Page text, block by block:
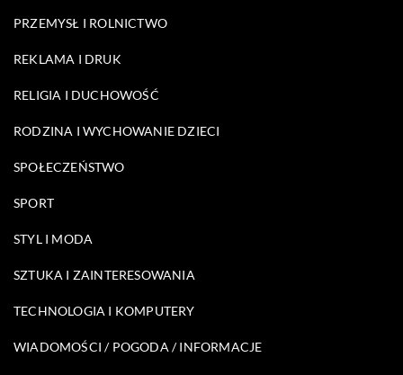
PRZEMYSŁ I ROLNICTWO
REKLAMA I DRUK
RELIGIA I DUCHOWOŚĆ
RODZINA I WYCHOWANIE DZIECI
SPOŁECZEŃSTWO
SPORT
STYL I MODA
SZTUKA I ZAINTERESOWANIA
TECHNOLOGIA I KOMPUTERY
WIADOMOŚCI / POGODA / INFORMACJE